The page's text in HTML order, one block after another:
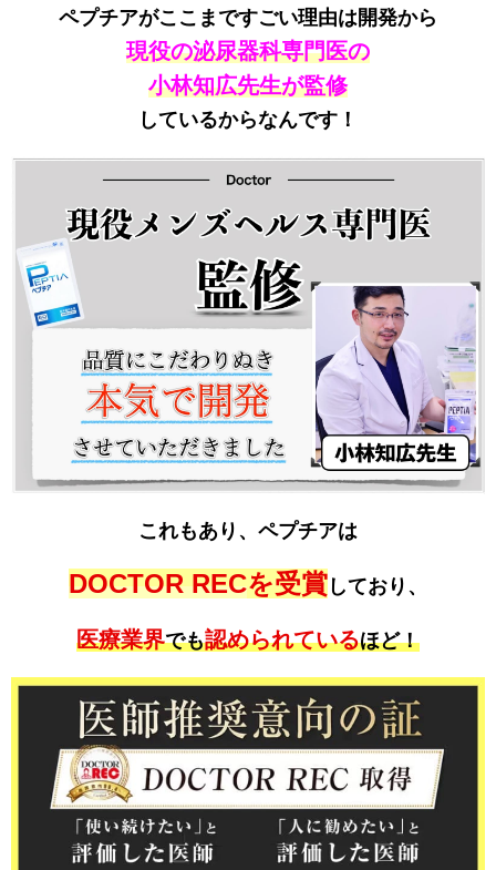
ペプチアがここまですごい理由は開発から
現役の泌尿器科専門医の
小林知広先生が監修
しているからなんです！
これもあり、ペプチアは
DOCTOR RECを受賞 しており、
医療業界でも認められているほど！